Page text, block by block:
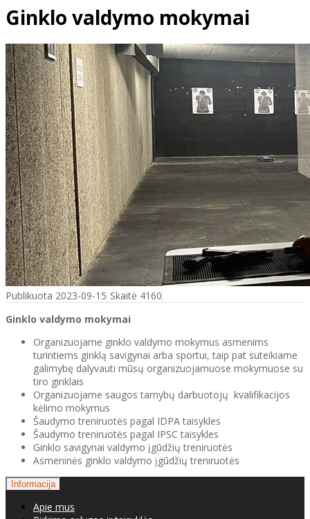
Ginklo valdymo mokymai
Publikuota 2023-09-15 Skaitė 4160
Ginklo valdymo mokymai
Organizuojame ginklo valdymo mokymus asmenims
turintiems ginklą savigynai arba sportui, taip pat suteikiame
galimybę dalyvauti mūsų organizuojamuose mokymuose su
tiro ginklais
Organizuojame saugos tarnybų darbuotojų kvalifikacijos
kėlimo mokymus
Šaudymo treniruotės pagal IDPA taisykles
Šaudymo treniruotės pagal IPSC taisykles
Ginklo savigynai valdymo įgūdžių treniruotės
Asmeninės ginklo valdymo įgūdžių treniruotės
Informacija
Apie mus